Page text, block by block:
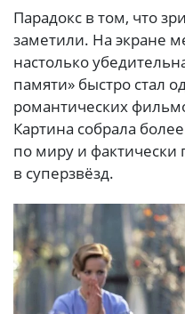
Парадокс в том, что
заметили. На экране
настолько
памяти» быстро стал
романтических
Картина собрала
по миру и фактически
в суперзвёзд.